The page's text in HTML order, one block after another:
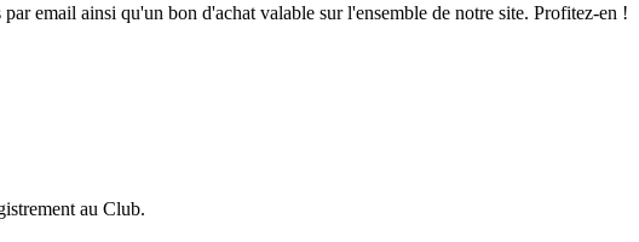
email ainsi qu'un bon d'achat valable sur l'ensemble de notre site. Profitez-en !
au Club.